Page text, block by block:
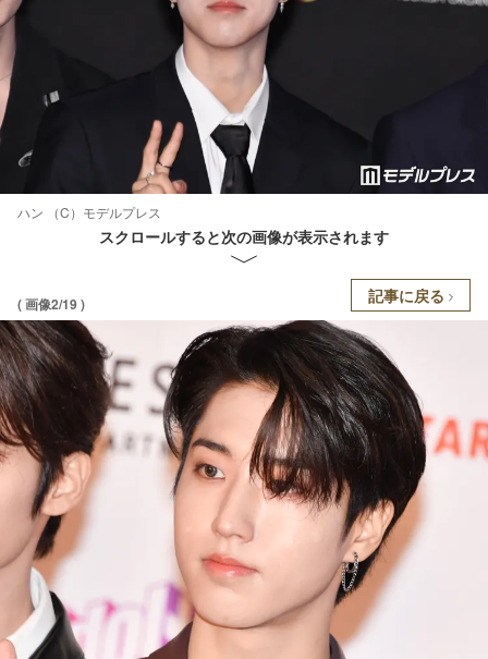
ハン （C）モデルプレス
スクロールすると次の画像が表示されます
( 画像2/19 ) 記事に戻る